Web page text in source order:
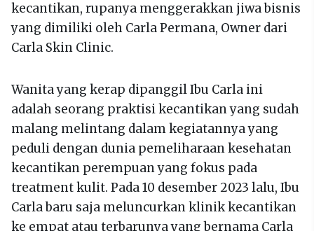
kecantikan, rupanya menggerakkan jiwa bisnis
yang dimiliki oleh Carla Permana, Owner dari
Carla Skin Clinic.
Wanita yang kerap dipanggil Ibu Carla ini
adalah seorang praktisi kecantikan yang sudah
malang melintang dalam kegiatannya yang
peduli dengan dunia pemeliharaan kesehatan
kecantikan perempuan yang fokus pada
treatment kulit. Pada 10 desember 2023 lalu, Ibu
Carla baru saja meluncurkan klinik kecantikan
ke empat atau terbarunya yang bernama Carla